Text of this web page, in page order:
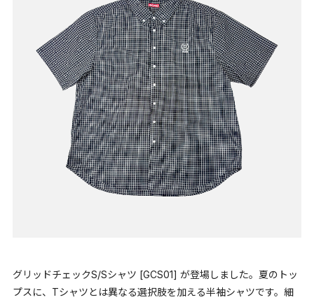
グリッドチェックS/Sシャツ [GCS01] が登場しました。夏のトッ
プスに、Tシャツとは異なる選択肢を加える半袖シャツです。細